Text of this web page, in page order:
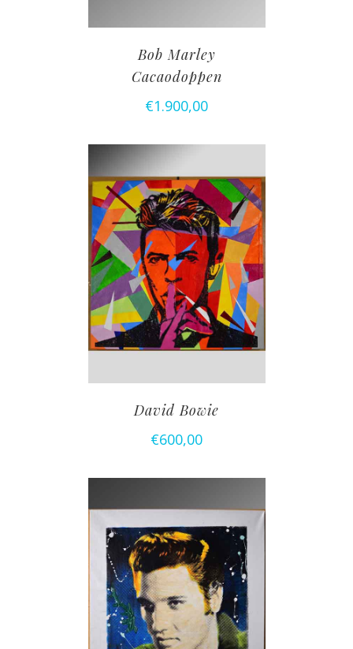
Bob Marley
Cacaodoppen
€1.900,00
TOEVOEGEN AAN
WINKELWAGEN
David Bowie
€600,00
TOEVOEGEN AAN
WINKELWAGEN